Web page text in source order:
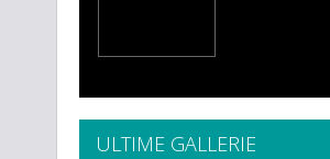
ULTIME GALLERIE